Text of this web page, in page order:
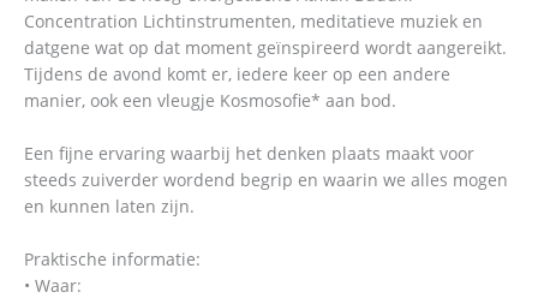
Concentration Lichtinstrumenten, meditatieve muziek en
datgene wat op dat moment geïnspireerd wordt aangereikt.
Tijdens de avond komt er, iedere keer op een andere
manier, ook een vleugje Kosmosofie* aan bod.
Een fijne ervaring waarbij het denken plaats maakt voor
steeds zuiverder wordend begrip en waarin we alles mogen
en kunnen laten zijn.
Praktische informatie:
• Waar: